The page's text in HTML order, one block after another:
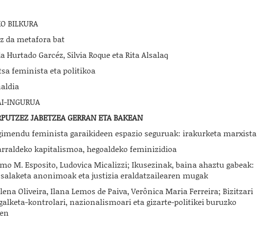
BILKURA
da metafora bat
Hurtado Garcéz, Silvia Roque eta Rita Alsalaq
feminista eta politikoa
INGURUA
JABETZEA GERRAN ETA BAKEAN
feminista garaikideen espazio seguruak: irakurketa marxista
kapitalismoa, hegoaldeko feminizidioa
M. Esposito, Ludovica Micalizzi; Ikusezinak, baina ahaztu gabeak:
anonimoak eta justizia eraldatzailearen mugak
Oliveira, Ilana Lemos de Paiva, Verônica Maria Ferreira; Bizitzari
kontrolari, nazionalismoari eta gizarte-politikei buruzko